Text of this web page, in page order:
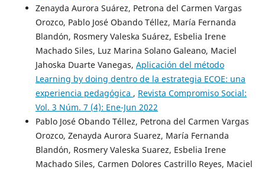
Zenayda Aurora Suárez, Petrona del Carmen Vargas
Orozco, Pablo José Obando Téllez, María Fernanda
Blandón, Rosmery Valeska Suárez, Esbelia Irene
Machado Siles, Luz Marina Solano Galeano, Maciel
Jahoska Duarte Vanegas, Aplicación del método
Learning by doing dentro de la estrategia ECOE: una
experiencia pedagógica , Revista Compromiso Social:
Vol. 3 Núm. 7 (4): Ene-Jun 2022
Pablo José Obando Téllez, Petrona del Carmen Vargas
Orozco, Zenayda Aurora Suarez, María Fernanda
Blandón, Rosmery Valeska Suarez, Esbelia Irene
Machado Siles, Carmen Dolores Castrillo Reyes, Maciel